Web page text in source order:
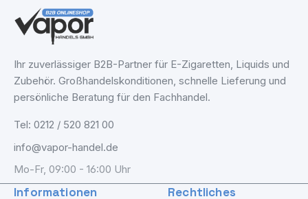
Ihr zuverlässiger B2B-Partner für E-Zigaretten, Liquids und
Zubehör. Großhandelskonditionen, schnelle Lieferung und
persönliche Beratung für den Fachhandel.
Tel: 0212 / 520 821 00
info@vapor-handel.de
Mo-Fr, 09:00 - 16:00 Uhr
Informationen Rechtliches